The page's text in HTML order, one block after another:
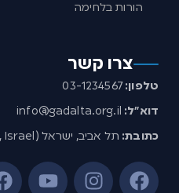
הורות בלחימה
צרו קשר
טלפון:03-1234567
דוא”ל: info@gadalta.org.il
כתובת: תל אביב, ישראל (Tel Aviv, Israel)